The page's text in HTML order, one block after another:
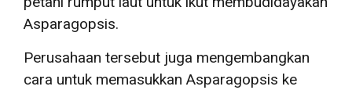
Asparagopsis.
Perusahaan tersebut juga mengembangkan
cara untuk memasukkan Asparagopsis ke